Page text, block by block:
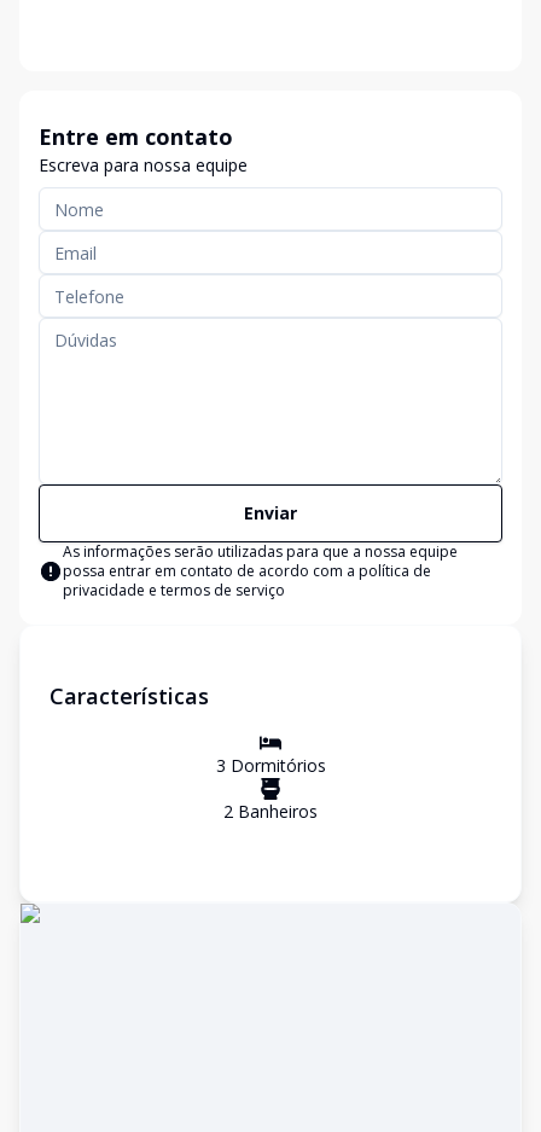
Entre em contato
Escreva para nossa equipe
Enviar
As informações serão utilizadas para que a nossa equipe
possa entrar em contato de acordo com a política de
privacidade e termos de serviço
Características
3 Dormitórios
2 Banheiros